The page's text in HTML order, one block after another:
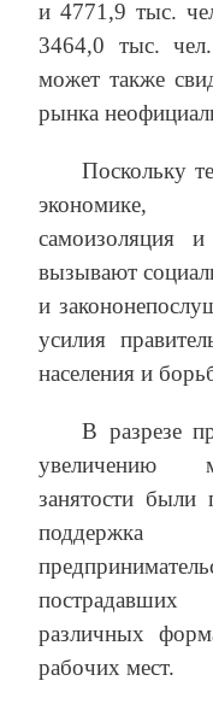
и 4771,9 тыс.
3464,0 тыс.
может также
рынка
Поскольку
экономике,
самоизоляция
вызывают
и
усилия
населения и
В разрезе
увеличению
занятости
различных
рабочих мест.